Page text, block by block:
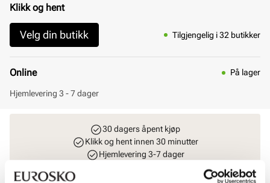
Klikk og hent
Velg din butikk Tilgjengelig i 32 butikker
Online På lager
Hjemlevering 3 - 7 dager
30 dagers åpent kjøp
Klikk og hent innen 30 minutter
Hjemlevering 3-7 dager